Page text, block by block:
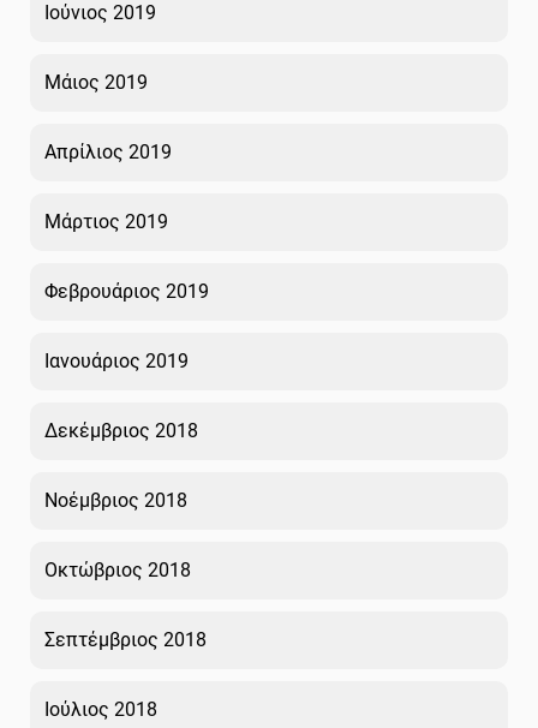
Ιούνιος 2019
Μάιος 2019
Απρίλιος 2019
Μάρτιος 2019
Φεβρουάριος 2019
Ιανουάριος 2019
Δεκέμβριος 2018
Νοέμβριος 2018
Οκτώβριος 2018
Σεπτέμβριος 2018
Ιούλιος 2018